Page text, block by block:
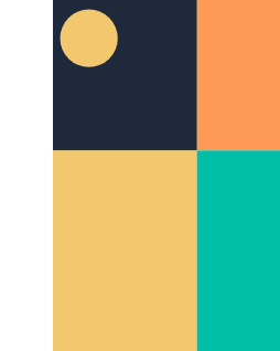
UX-kazstudo de bloga afiŝo-paĝo
artikolpaĝon por ĉi tiu retejo